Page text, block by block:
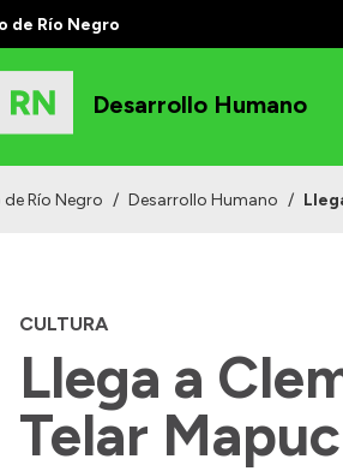
de Río Negro
Desarrollo Humano
Río Negro / Desarrollo Humano /
CULTURA
Llega a
Telar